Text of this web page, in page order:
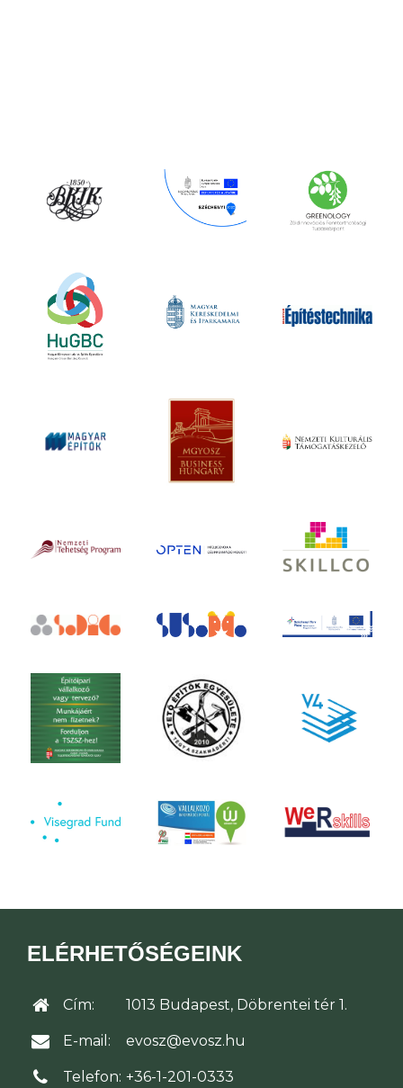
ELÉRHETŐSÉGEINK
Cím: 1013 Budapest, Döbrentei tér 1.
E-mail: evosz@evosz.hu
Telefon: +36-1-201-0333